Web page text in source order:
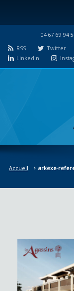
04 67 69 94
RSS Twitter
LinkedIn
Accueil arkexe-